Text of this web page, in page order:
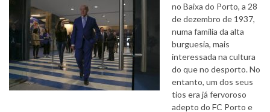
no Baixa do Porto, a 28
de dezembro de 1937,
numa família da alta
burguesia, mais
interessada na cultura
do que no desporto. No
entanto, um dos seus
tios era já fervoroso
adepto do FC Porto e